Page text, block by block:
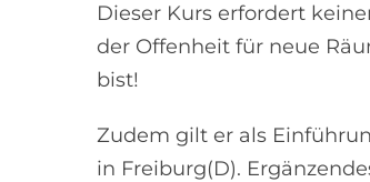
Dieser Kurs erfordert
der Offenheit für neue
bist!
Zudem gilt er als
in Freiburg(D).